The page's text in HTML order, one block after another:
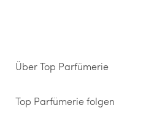
Über Top Parfümerie
Storefinder
Kontakt
Top Parfümerie folgen